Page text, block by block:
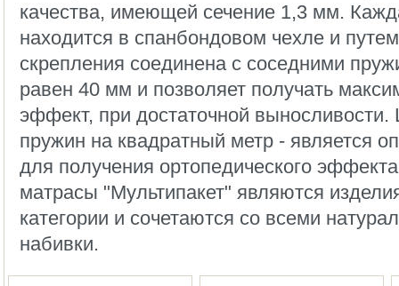
качества, имеющей сечение 1,3 мм.
находится в спанбондовом чехле и
скрепления соединена с соседними
равен 40 мм и позволяет получать
эффект, при достаточной выносливости.
пружин на квадратный метр - является
для получения ортопедического
матрасы "Мультипакет" являются
категории и сочетаются со всеми
набивки.